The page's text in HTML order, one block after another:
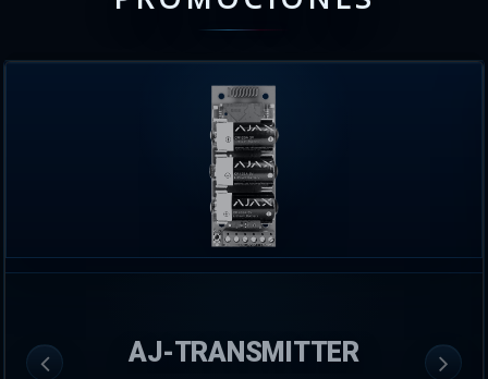
AJ-TRANSMITTER